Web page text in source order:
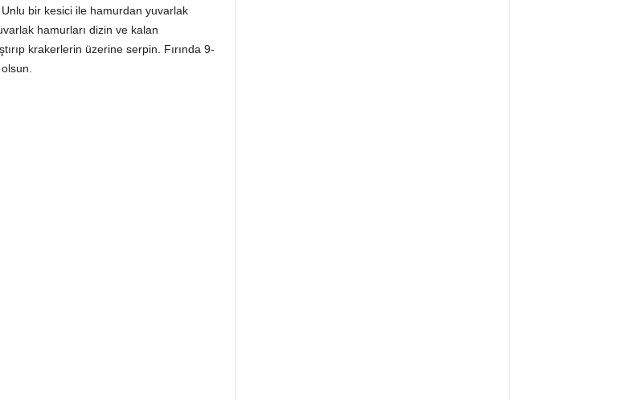
bir kesici ile hamurdan yuvarlak
hamurları dizin ve kalan
krakerlerin üzerine serpin. Fırında 9-